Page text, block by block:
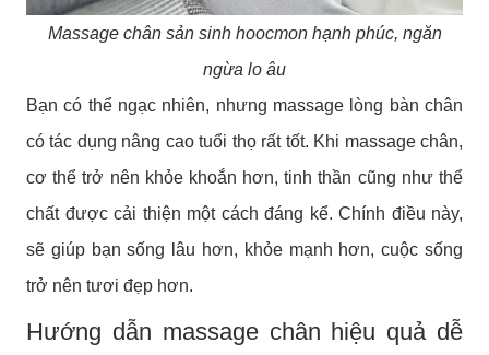
Massage chân sản sinh hoocmon hạnh phúc, ngăn
ngừa lo âu
Bạn có thể ngạc nhiên, nhưng massage lòng bàn chân
có tác dụng nâng cao tuổi thọ rất tốt. Khi massage chân,
cơ thể trở nên khỏe khoắn hơn, tinh thần cũng như thể
chất được cải thiện một cách đáng kể. Chính điều này,
sẽ giúp bạn sống lâu hơn, khỏe mạnh hơn, cuộc sống
trở nên tươi đẹp hơn.
Hướng dẫn massage chân hiệu quả dễ